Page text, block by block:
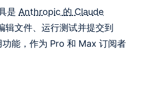
是 Anthropic 的 Claude
辑文件、运行测试并提交到
能，作为 Pro 和 Max 订阅者